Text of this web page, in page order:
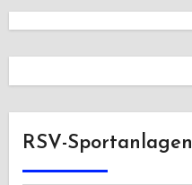
RSV-Sportanlagen